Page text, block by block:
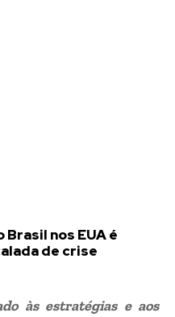
nos EUA é
de crise
às estratégias e aos